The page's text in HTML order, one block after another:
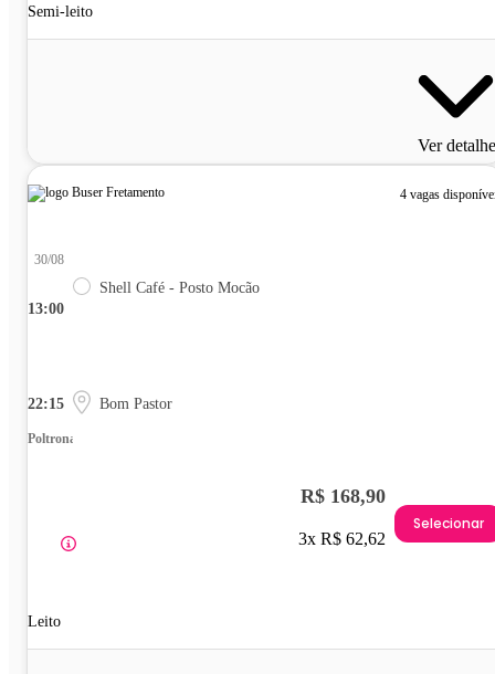
Semi-leito
Ver
4 vagas
13:00
30/08
Shell Café - Posto Mocão
22:15 Bom Pastor
Poltrona
Leito
R$ 168,90
3x R$ 62,62
Selecionar